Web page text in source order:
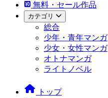
無料・セール作品
カテゴリ
総合
少年・青年マンガ
少女・女性マンガ
オトナマンガ
ライトノベル
トップ